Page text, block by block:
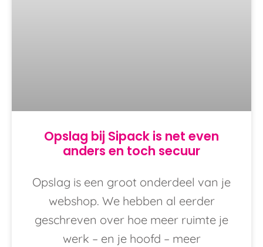
Opslag bij Sipack is net even
anders en toch secuur
Opslag is een groot onderdeel van je
webshop. We hebben al eerder
geschreven over hoe meer ruimte je
werk – en je hoofd – meer